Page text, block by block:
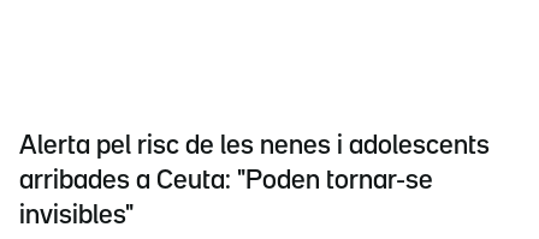
Alerta pel risc de les nenes i adolescents
arribades a Ceuta: "Poden tornar-se
invisibles"